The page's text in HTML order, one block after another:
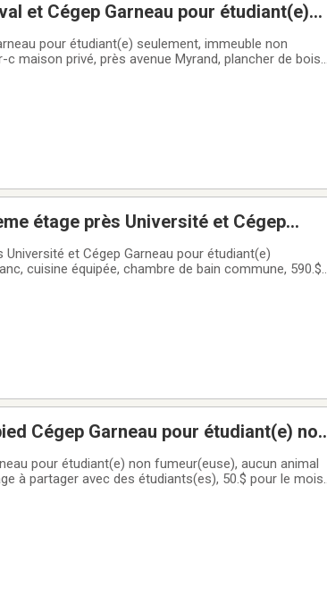
et Cégep Garneau pour étudiant(e)
animal permis, dans appartement
pour étudiant(e) seulement, immeuble non
maison privé, près avenue Myrand, plancher de bois
étage près Université et Cégep
et Cégep Garneau pour étudiant(e)
cuisine équipée, chambre de bain commune, 590.$
Cégep Garneau pour étudiant(e) non
appartement de 4 chambres au 1er
pour étudiant(e) non fumeur(euse), aucun animal
à partager avec des étudiants(es), 50.$ pour le mois